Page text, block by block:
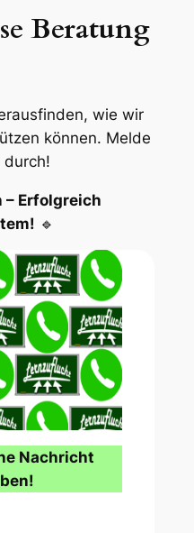
Beratung
wie wir
können. Melde
Erfolgreich
🔹
Nachricht